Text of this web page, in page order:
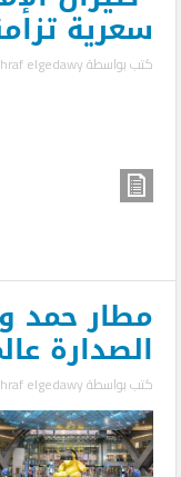
سعرية
كتب بواسطةelgedawy
مطار حمد
الصدارة
كتب بواسطةelgedawy